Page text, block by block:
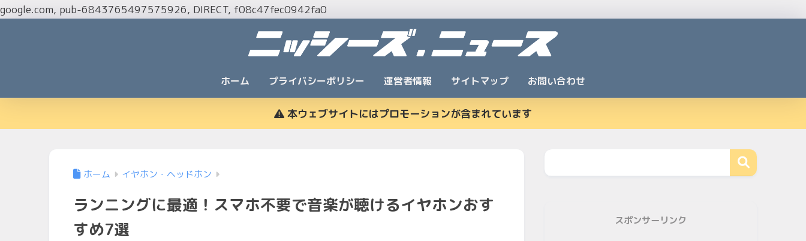
google.com, pub-6843765497575926, DIRECT, f08c47fec0942fa0
ホーム プライバシーポリシー 運営者情報 サイトマップ お問い合わせ
本ウェブサイトにはプロモーションが含まれています
ホーム イヤホン・ヘッドホン
ランニングに最適！スマホ不要で音楽が聴けるイヤホンおす
すめ7選
スポンサーリンク